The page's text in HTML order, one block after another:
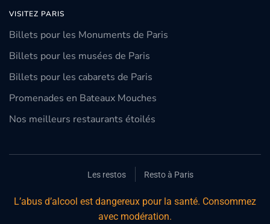
VISITEZ PARIS
Billets pour les Monuments de Paris
Billets pour les musées de Paris
Billets pour les cabarets de Paris
Promenades en Bateaux Mouches
Nos meilleurs restaurants étoilés
Les restos Resto à Paris
L’abus d’alcool est dangereux pour la santé. Consommez
avec modération.